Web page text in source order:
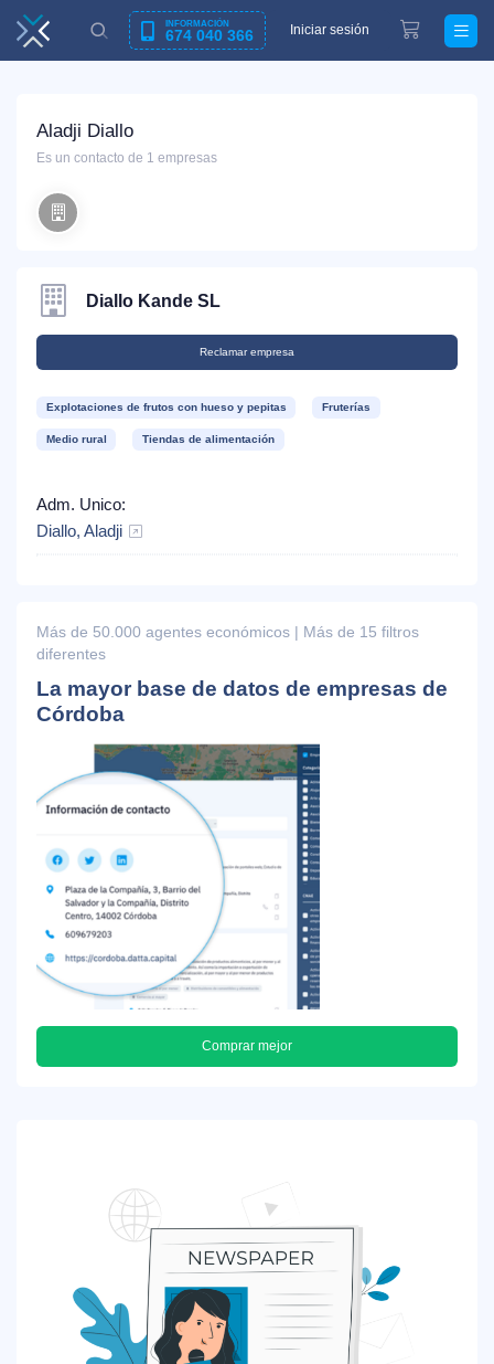
INFORMACIÓN
674 040 366 Iniciar sesión
Aladji Diallo
Es un contacto de 1 empresas
Diallo Kande SL
Reclamar empresa
Explotaciones de frutos con hueso y pepitas Fruterías
Medio rural Tiendas de alimentación
Adm. Unico:
Diallo, Aladji
Más de 50.000 agentes económicos | Más de 15 filtros
diferentes
La mayor base de datos de empresas de
Córdoba
Comprar mejor